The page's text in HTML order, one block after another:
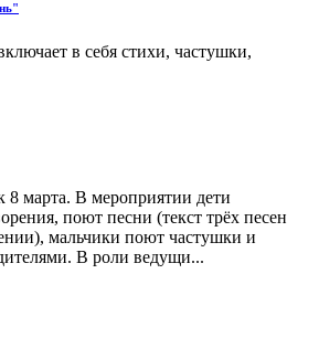
в себя стихи, частушки,
8 марта. В мероприятии дети
поют песни (текст трёх песен
мальчики поют частушки и
В роли ведущи...